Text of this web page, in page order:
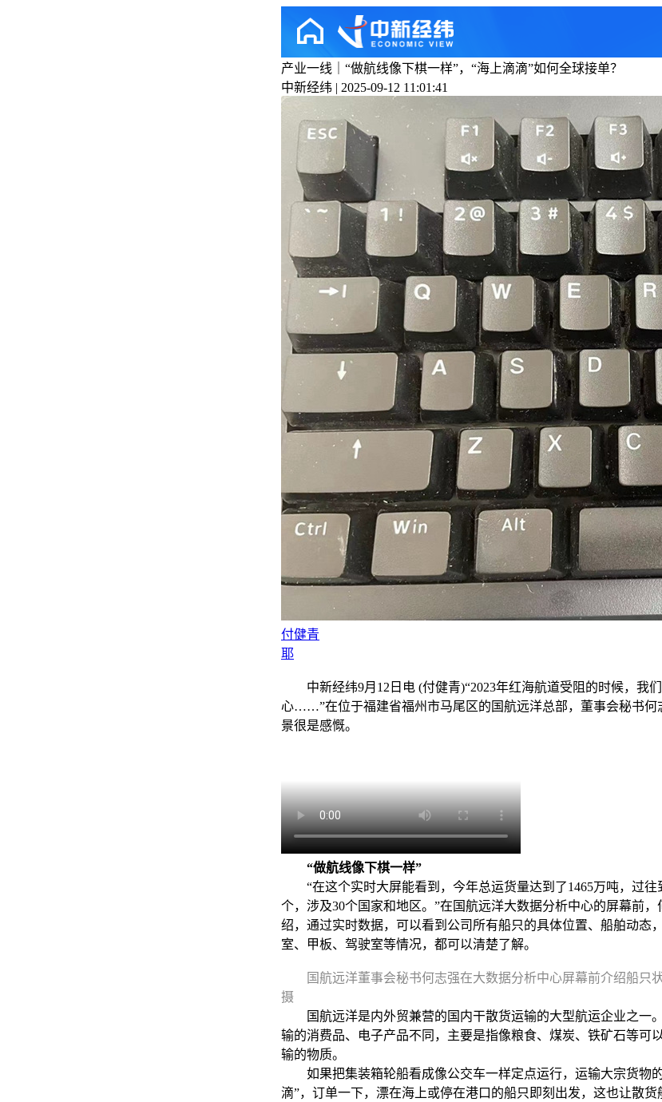
产业一线｜“做航线像下棋一样”，“海上滴滴”如何全球接单？
中新经纬 | 2025-09-12 11:01:41
付健青
耶
中新经纬9月12日电 (付健青)“2023年红海航道受阻的时候，我
心……”在位于福建省福州市马尾区的国航远洋总部，董事会秘书何
景很是感慨。
“做航线像下棋一样”
“在这个实时大屏能看到，今年总运货量达到了1465万吨，过往
个，涉及30个国家和地区。”在国航远洋大数据分析中心的屏幕前
绍，通过实时数据，可以看到公司所有船只的具体位置、船舶动态
室、甲板、驾驶室等情况，都可以清楚了解。
国航远洋董事会秘书何志强在大数据分析中心屏幕前介绍船只
摄
国航远洋是内外贸兼营的国内干散货运输的大型航运企业之一
输的消费品、电子产品不同，主要是指像粮食、煤炭、铁矿石等可
输的物质。
如果把集装箱轮船看成像公交车一样定点运行，运输大宗货物
滴”，订单一下，漂在海上或停在港口的船只即刻出发，这也让散货